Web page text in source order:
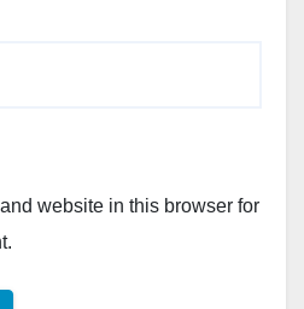
website in this browser for